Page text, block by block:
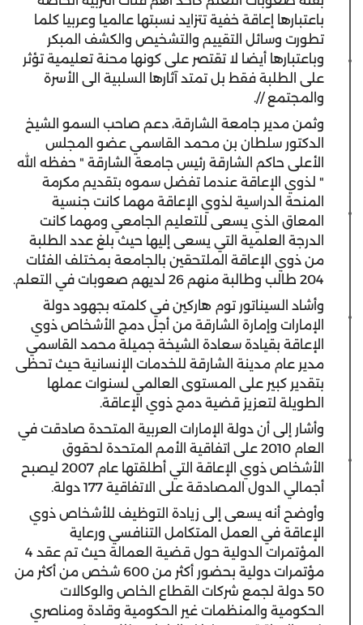
باعتبارها إعاقة خفية تتزايد نسبتها عالميا وعربيا كلما
تطورت وسائل التقييم والتشخيص والكشف المبكر
وباعتبارها أيضا لا تقتصر على كونها محنة تعليمية تؤثر
على الطلبة فقط بل تمتد آثارها السلبية الى الأسرة
والمجتمع //.
وثمن مدير جامعة الشارقة، دعم صاحب السمو الشيخ
الدكتور سلطان بن محمد القاسمي عضو المجلس
الأعلى حاكم الشارقة رئيس جامعة الشارقة " حفظه الله
" لذوي الإعاقة عندما تفضل سموه بتقديم مكرمة
المنحة الدراسية لذوي الإعاقة مهما كانت جنسية
المعاق الذي يسعى للتعليم الجامعي ومهما كانت
الدرجة العلمية التي يسعى إليها حيث بلغ عدد الطلبة
من ذوي الإعاقة الملتحقين بالجامعة بمختلف الفئات
204 طالب وطالبة منهم 26 لديهم صعوبات في التعلم.
وأشاد السيناتور توم هاركين في كلمته بجهود دولة
الإمارات وإمارة الشارقة من أجل دمج الأشخاص ذوي
الإعاقة بقيادة سعادة الشيخة جميلة محمد القاسمي
مدير عام مدينة الشارقة للخدمات الإنسانية حيث تحظى
بتقدير كبير على المستوى العالمي لسنوات عملها
الطويلة لتعزيز قضية دمج ذوي الإعاقة.
وأشار إلى أن دولة الإمارات العربية المتحدة صادقت في
العام 2010 على اتفاقية الأمم المتحدة لحقوق
الأشخاص ذوي الإعاقة التي أطلقتها عام 2007 ليصبح
أجمالي الدول المصادقة على الاتفاقية 177 دولة.
وأوضح أنه يسعى إلى زيادة التوظيف للأشخاص ذوي
الإعاقة في العمل المتكامل التنافسي ورعاية
المؤتمرات الدولية حول قضية العمالة حيث تم عقد 4
مؤتمرات دولية بحضور أكثر من 600 شخص من أكثر من
50 دولة لجمع شركات القطاع الخاص والوكالات
الحكومية والمنظمات غير الحكومية وقادة ومناصري